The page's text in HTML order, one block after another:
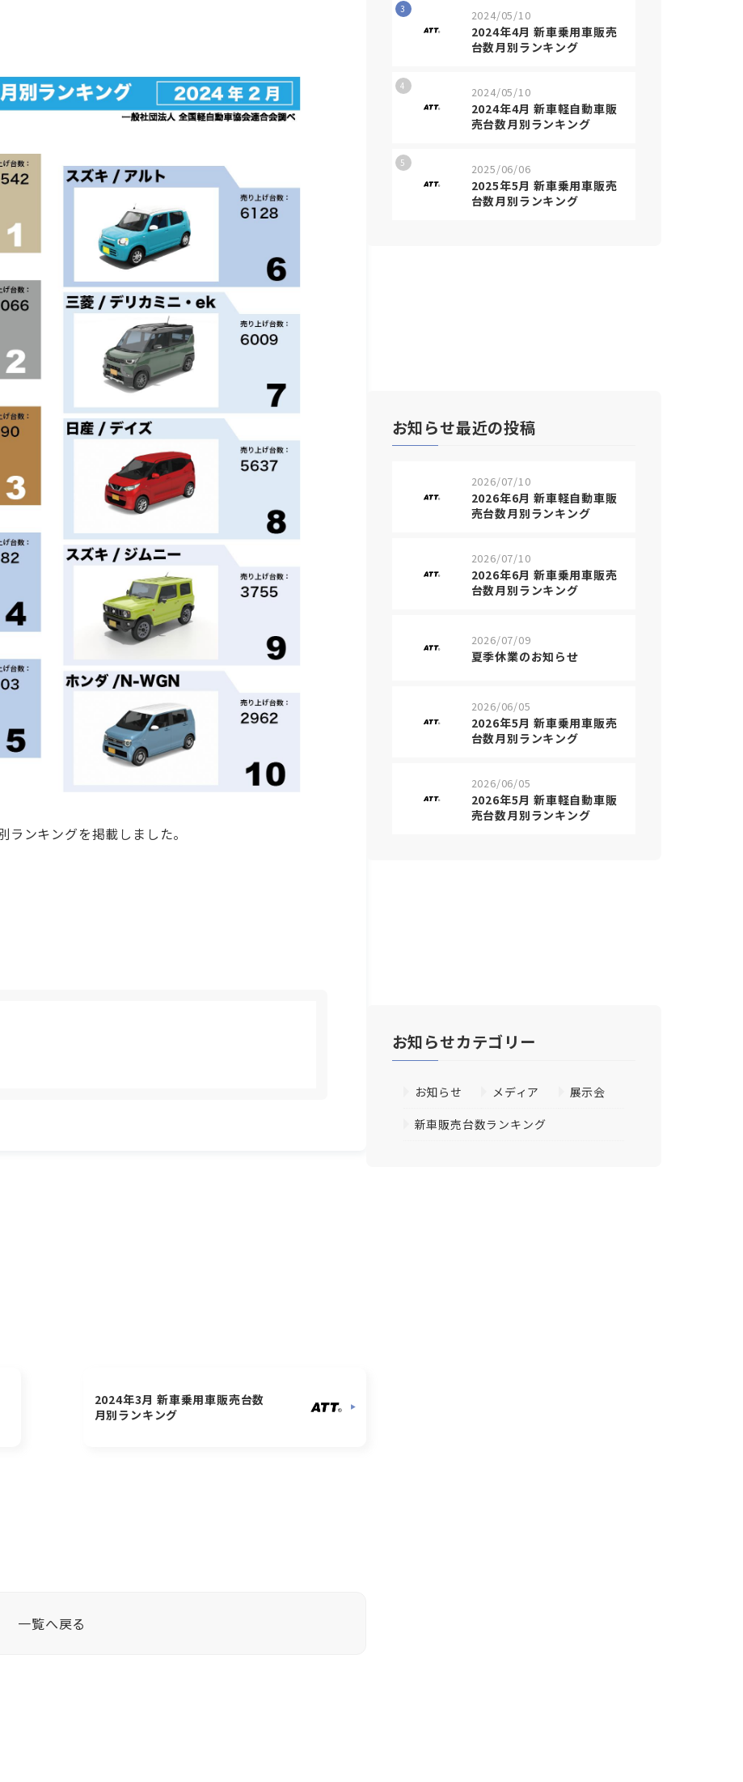
ンキングを掲載しました。
2024年3月 新車乗用車販売台数
月別ランキング
一覧へ戻る
3 2024/05/10
2024年4月 新車乗用車販売
台数月別ランキング
4 2024/05/10
2024年4月 新車軽自動車販
売台数月別ランキング
5 2025/06/06
2025年5月 新車乗用車販売
台数月別ランキング
お知らせ最近の投稿
2026/07/10
2026年6月 新車軽自動車販
売台数月別ランキング
2026/07/10
2026年6月 新車乗用車販売
台数月別ランキング
2026/07/09
夏季休業のお知らせ
2026/06/05
2026年5月 新車乗用車販売
台数月別ランキング
2026/06/05
2026年5月 新車軽自動車販
売台数月別ランキング
お知らせカテゴリー
お知らせ メディア
展示会
新車販売台数ランキング